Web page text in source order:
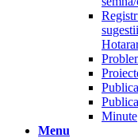
Minute
Menu